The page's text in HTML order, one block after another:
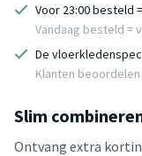
Voor 23:00 besteld
Vandaag besteld =
De
Klanten beoordelen
Slim
Ontvang extra